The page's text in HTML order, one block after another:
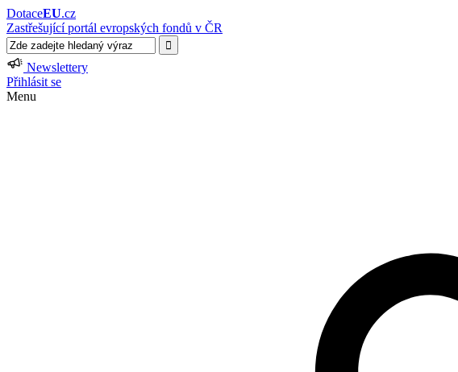
DotaceEU.cz
Zastřešující portál evropských fondů v ČR
Newslettery
Přihlásit se
Menu